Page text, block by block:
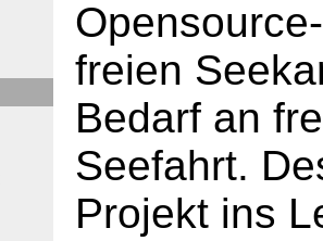
freien
Bedarf an
Seefahrt.
Projekt ins